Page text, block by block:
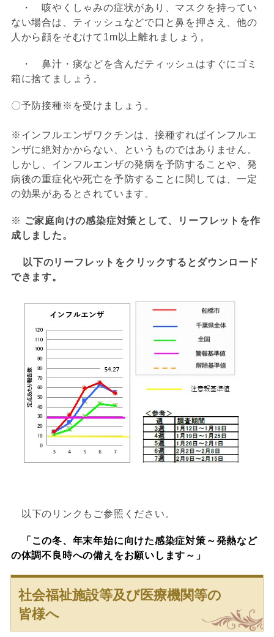
・ 咳やくしゃみの症状があり、マスクを持ってい
ない場合は、ティッシュなどで口と鼻を押さえ、他の
人から顔をそむけて1m以上離れましょう。
・ 鼻汁・痰などを含んだティッシュはすぐにゴミ
箱に捨てましょう。
〇予防接種※を受けましょう。
※インフルエンザワクチンは、接種すればインフルエ
ンザに絶対かからない、というものではありません。
しかし、インフルエンザの発病を予防することや、発
病後の重症化や死亡を予防することに関しては、一定
の効果があるとされています。
※ ご家庭向けの感染症対策として、リーフレットを作
成しました。
以下のリーフレットをクリックするとダウンロード
できます。
以下のリンクもご参照ください。
「この冬、年末年始に向けた感染症対策～発熱など
の体調不良時への備えをお願いします～」
社会福祉施設等及び医療機関等の
皆様へ